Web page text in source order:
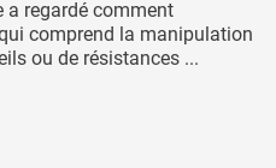
a regardé comment
comprend la manipulation
ou de résistances ...